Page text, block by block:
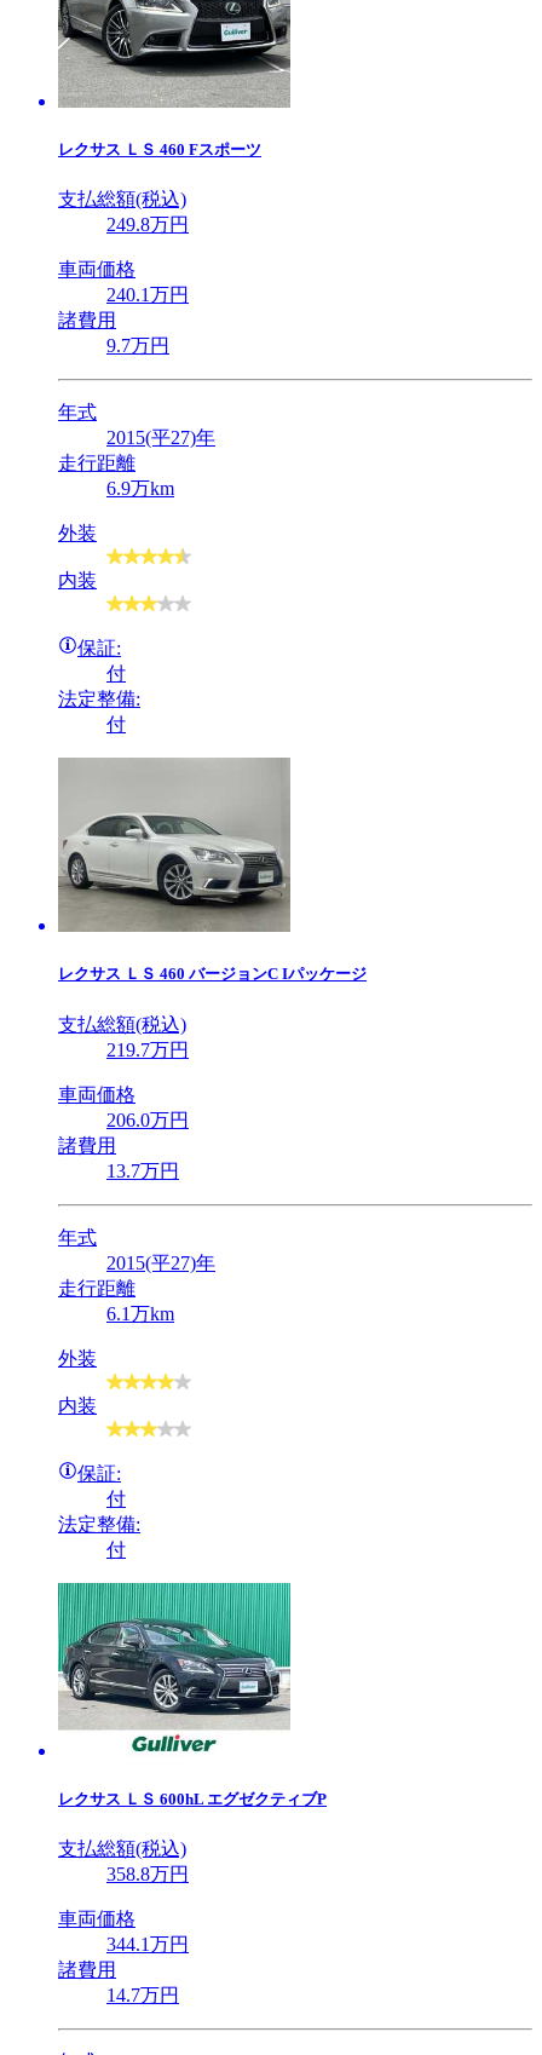
レクサス ＬＳ 460 Fスポーツ
支払総額(税込)
249.8万円
車両価格
240.1万円
諸費用
9.7万円
年式
2015(平27)年
走行距離
6.9万km
外装
内装
保証:
付
法定整備:
付
レクサス ＬＳ 460 バージョンC Iパッケージ
支払総額(税込)
219.7万円
車両価格
206.0万円
諸費用
13.7万円
年式
2015(平27)年
走行距離
6.1万km
外装
内装
保証:
付
法定整備:
付
レクサス ＬＳ 600hL エグゼクティブP
支払総額(税込)
358.8万円
車両価格
344.1万円
諸費用
14.7万円